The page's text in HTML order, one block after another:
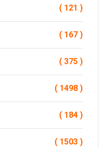
( 121 )
( 167 )
( 375 )
( 1498 )
( 184 )
( 1503 )